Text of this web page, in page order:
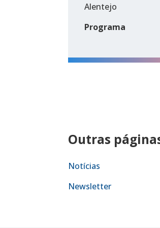
Alentejo
Programa
Outras
Notícias
Newsletter